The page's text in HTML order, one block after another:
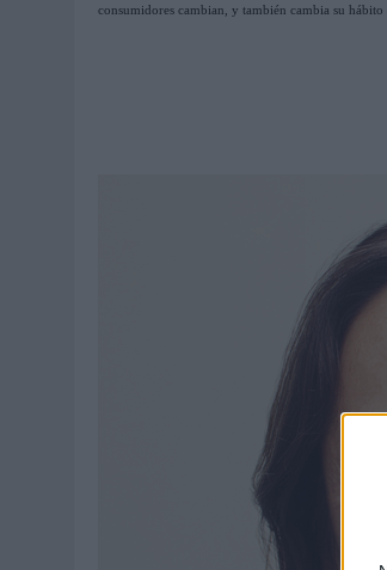
consumidores cambian, y también cambia su